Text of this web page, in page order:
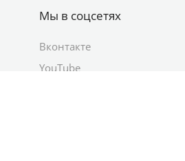
Мы в соцсетях
Вконтакте
YouTube